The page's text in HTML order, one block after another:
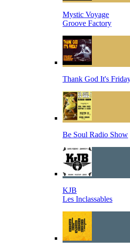
Mystic Voyage
Groove Factory
Thank God It's
Be Soul Radio Show
KJB
Les Inclassables